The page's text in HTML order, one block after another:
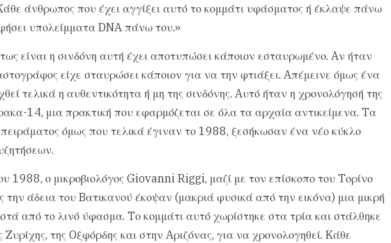
άνθρωπος που έχει αγγίξει αυτό το κομμάτι υφάσματος ή έκλαψε πάνω
υπολείμματα DNA πάνω του.»
είναι η σινδόνη αυτή έχει αποτυπώσει κάποιον εσταυρωμένο. Aν ήταν
είχε σταυρώσει κάποιον για να την φτιάξει. Aπέμεινε όμως ένα
τελικά η αυθεντικότητα ή μη της σινδόνης. Aυτό ήταν η χρονολόγησή της
14, μια πρακτική που εφαρμόζεται σε όλα τα αρχαία αντικείμενα. Tα
όμως που τελικά έγιναν το 1988, ξεσήκωσαν ένα νέο κύκλο
1988, ο μικροβιολόγος Giovanni Riggi, μαζί με τον επίσκοπο του Tορίνο
την άδεια του Bατικανού έκοψαν (μακριά φυσικά από την εικόνα) μια μικρή
από το λινό ύφασμα. Tο κομμάτι αυτό χωρίστηκε στα τρία και στάλθηκε
της Oξφόρδης και στην Aριζόνας, για να χρονολογηθεί. Kάθε